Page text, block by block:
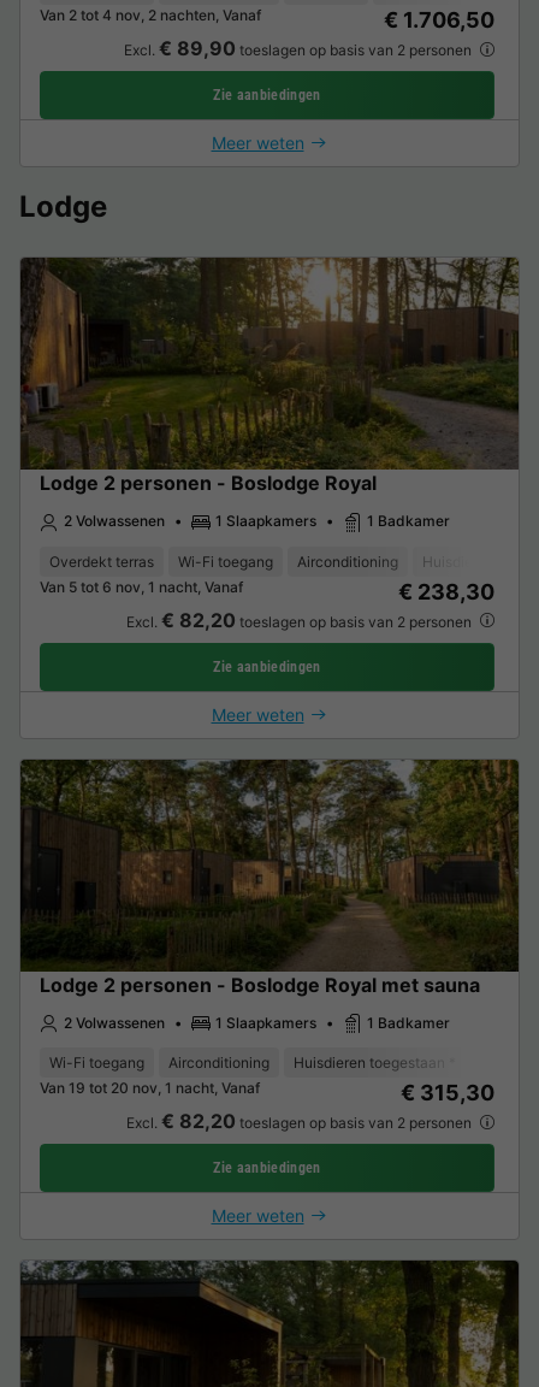
Van 2 tot 4 nov, 2 nachten, Vanaf
€ 1.706,50
Excl. € 89,90 toeslagen op basis van 2 personen
Zie aanbiedingen
Meer weten
Lodge
Lodge 2 personen - Boslodge Royal
2 Volwassenen 1 Slaapkamers 1 Badkamer
Overdekt terras Wi-Fi toegang Airconditioning
Huisdieren
Van 5 tot 6 nov, 1 nacht, Vanaf
€ 238,30
Excl. € 82,20 toeslagen op basis van 2 personen
Zie aanbiedingen
Meer weten
Lodge 2 personen - Boslodge Royal met sauna
2 Volwassenen 1 Slaapkamers 1 Badkamer
Wi-Fi toegang Airconditioning Huisdieren toegestaan *
Van 19 tot 20 nov, 1 nacht, Vanaf
€ 315,30
Excl. € 82,20 toeslagen op basis van 2 personen
Zie aanbiedingen
Meer weten